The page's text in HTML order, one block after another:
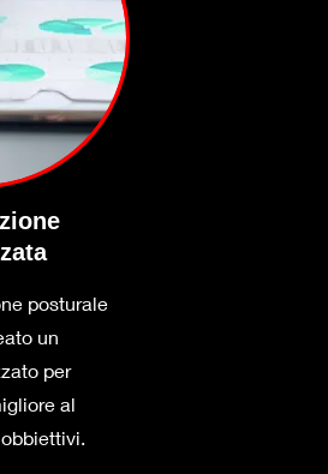
posturale
un
per
al